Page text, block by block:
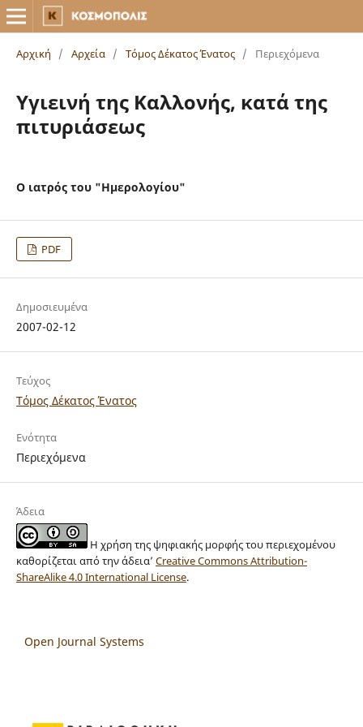
Αρχική / Αρχεία / Τόμος Δέκατος Ένατος / Περιεχόμενα
Υγιεινή της Καλλονής, κατά της
πιτυριάσεως
Ο ιατρός του "Ημερολογίου"
PDF
Δημοσιευμένα
2007-02-12
Τεύχος
Τόμος Δέκατος Ένατος
Ενότητα
Περιεχόμενα
Άδεια
Η χρήση της ψηφιακής μορφής του περιεχομένου
καθορίζεται από την άδεια’ Creative Commons Attribution-
ShareAlike 4.0 International License.
Open Journal Systems